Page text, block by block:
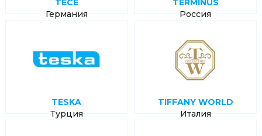
TECE
Германия
TERMINUS
Россия
TESKA
Турция
TIFFANY WORLD
Италия